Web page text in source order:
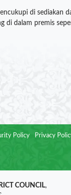
di sediakan
di dalam premis
Policy Privacy
COUNCIL,